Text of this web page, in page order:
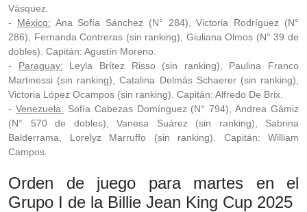
Vásquez.
- México: Ana Sofía Sánchez (N° 284), Victoria Rodríguez (N°
286), Fernanda Contreras (sin ranking), Giuliana Olmos (N° 39 de
dobles). Capitán: Agustín Moreno.
- Paraguay: Leyla Brítez Risso (sin ranking), Paulina Franco
Martinessi (sin ranking), Catalina Delmás Schaerer (sin ranking),
Victoria López Ocampos (sin ranking). Capitán: Alfredo De Brix.
- Venezuela: Sofía Cabezas Domínguez (N° 794), Andrea Gámiz
(N° 570 de dobles), Vanesa Suárez (sin ranking), Sabrina
Balderrama, Lorelyz Marruffo (sin ranking). Capitán: William
Campos.
Orden de juego para martes en el
Grupo I de la Billie Jean King Cup 2025